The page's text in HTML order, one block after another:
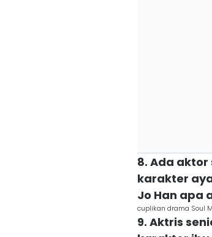
8. Ada
karakter
Jo Han apa
cuplikan drama Soul
9. Aktris